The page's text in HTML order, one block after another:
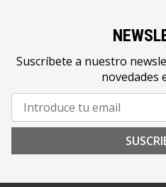
Suscríbete a nuestro
novedades